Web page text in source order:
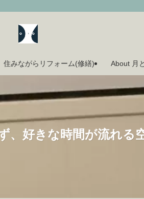
住みながらリフォーム(修繕) About 月
、好きな時間が流れる